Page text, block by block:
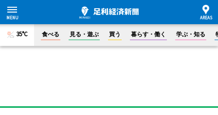
35°C 食べる 見る・遊ぶ 買う 暮らす・働く 学ぶ・知る